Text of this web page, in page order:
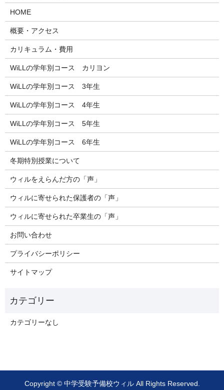
HOME
概要・アクセス
カリキュラム・費用
WiLLの学年別コース カリヨン
WiLLの学年別コース 3年生
WiLLの学年別コース 4年生
WiLLの学年別コース 5年生
WiLLの学年別コース 6年生
冬期特別授業について
ウィルをえらんだ方の「声」
ウィルに寄せられた保護者の「声」
ウィルに寄せられた卒業生の「声」
お問い合わせ
プライバシーポリシー
サイトマップ
カテゴリーなし
Copyright © 中学受験予備校ウィル All Rights Reserved.